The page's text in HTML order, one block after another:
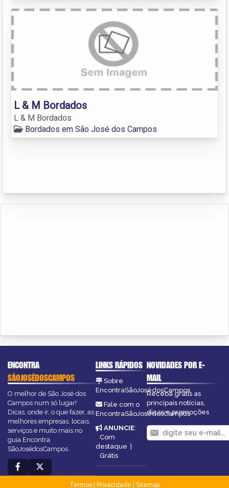
L & M Bordados
L & M Bordados
Bordados em São José dos Campos
ENCONTRA
SÃOJOSÉDOSCAMPOS
O melhor de São José dos
Campos num só lugar!
Dicas, onde ir, o que fazer, as
melhores empresas, locais,
serviços e muito mais no
guia Encontra
SãoJosédosCampos.
LINKS RÁPIDOS
Sobre
EncontraSãoJosédosCampos
Fale com o
EncontraSãoJosédosCampos
ANUNCIE:
Com
destaque |
Grátis
NOVIDADES POR E-
MAIL
Receba grátis as
principais notícias,
dicas e promoções
Termos| Privacidade
Sitemap